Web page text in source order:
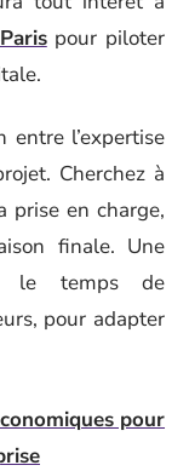
pour piloter
entre l’expertise
Cherchez à
prise en charge,
finale. Une
le temps de
pour adapter
pour